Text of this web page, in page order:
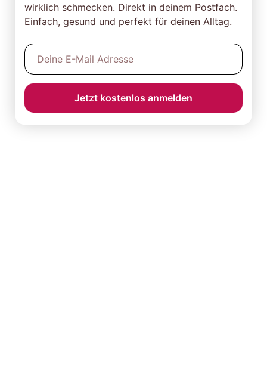
wirklich schmecken. Direkt in deinem Postfach.
Einfach, gesund und perfekt für deinen Alltag.
Jetzt kostenlos anmelden